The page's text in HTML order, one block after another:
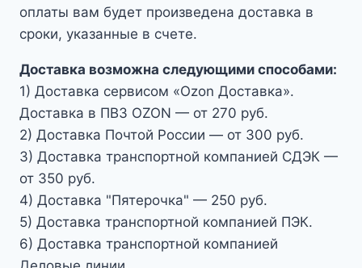
оплаты вам будет произведена доставка в
сроки, указанные в счете.
Доставка возможна следующими способами:
1) Доставка сервисом «Ozon Доставка».
Доставка в ПВЗ OZON — от 270 руб.
2) Доставка Почтой России — от 300 руб.
3) Доставка транспортной компанией СДЭК —
от 350 руб.
4) Доставка "Пятерочка" — 250 руб.
5) Доставка транспортной компанией ПЭК.
6) Доставка транспортной компанией